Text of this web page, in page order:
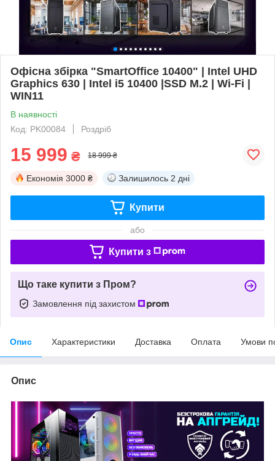
Офісна збірка "SmartOffice 10400" | Intel UHD
Graphics 630 | Intel i5 10400 |SSD M.2 | Wi-Fi |
WIN11
В наявності
Код: PK00084
Роздріб
15 999 ₴ 18 999 ₴
Економія 3000 ₴ Залишилось 2 дні
Купити
або
Купити з
Що таке купити з Пром?
Замовлення під захистом
Опис Характеристики Доставка Оплата Умови
Опис